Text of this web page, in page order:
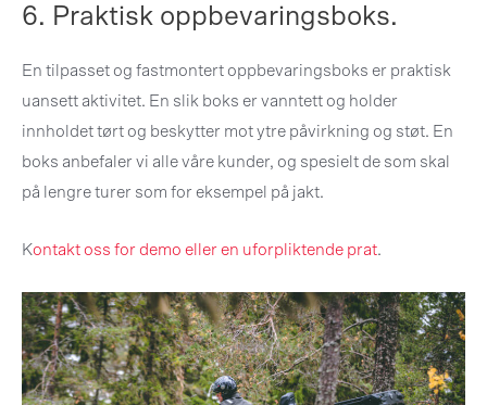
6. Praktisk oppbevaringsboks.
En tilpasset og fastmontert oppbevaringsboks er praktisk
uansett aktivitet. En slik boks er vanntett og holder
innholdet tørt og beskytter mot ytre påvirkning og støt. En
boks anbefaler vi alle våre kunder, og spesielt de som skal
på lengre turer som for eksempel på jakt.
Kontakt oss for demo eller en uforpliktende prat.